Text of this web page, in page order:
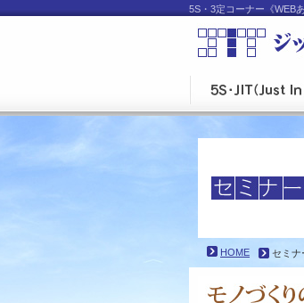
5S・3定コーナー《WEB
HOME セミナ